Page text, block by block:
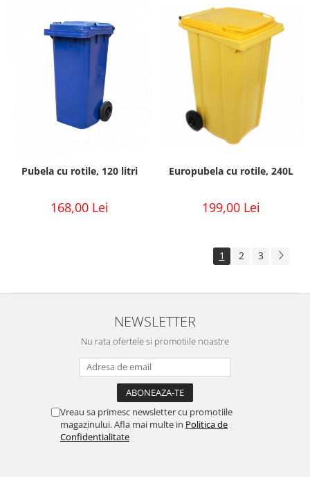
Pubela cu rotile, 120 litri
168,00 Lei
Europubela cu rotile, 240L
199,00 Lei
1 2 3
NEWSLETTER
Nu rata ofertele si promotiile noastre
Vreau sa primesc newsletter cu promotiile
magazinului. Afla mai multe in Politica de
Confidentialitate